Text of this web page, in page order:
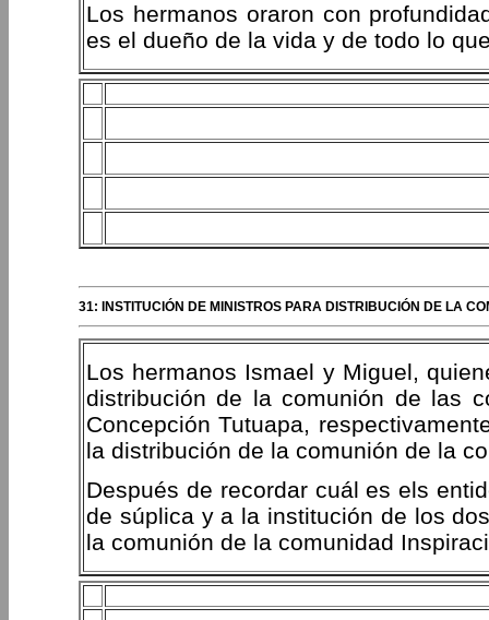
Los hermanos oraron con
es el dueño de la vida y de todo lo
31: INSTITUCIÓN DE MINISTROS PARA DISTRIBUCIÓN DE LA
Los hermanos Ismael y Miguel,
distribución de la comunión de las
Concepción Tutuapa,
la distribución de la comunión de la
Después de recordar cuál es els
de súplica y a la institución de los
la comunión de la comunidad